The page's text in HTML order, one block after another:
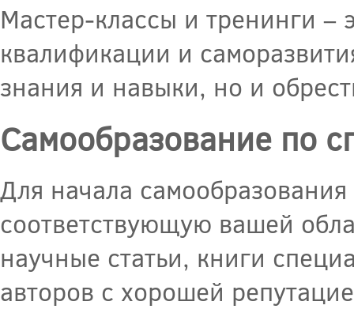
Мастер-классы и тренинги
квалификации и
знания и навыки, но и
Самообразование по
Для начала
соответствующую вашей
научные статьи, книги
авторов с хорошей